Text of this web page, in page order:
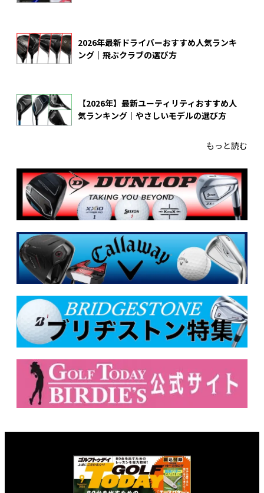
2026年最新ドライバーおすすめ人気ランキ
ング｜飛ぶクラブの選び方
【2026年】最新ユーティリティおすすめ人
気ランキング｜やさしいモデルの選び方
もっと読む